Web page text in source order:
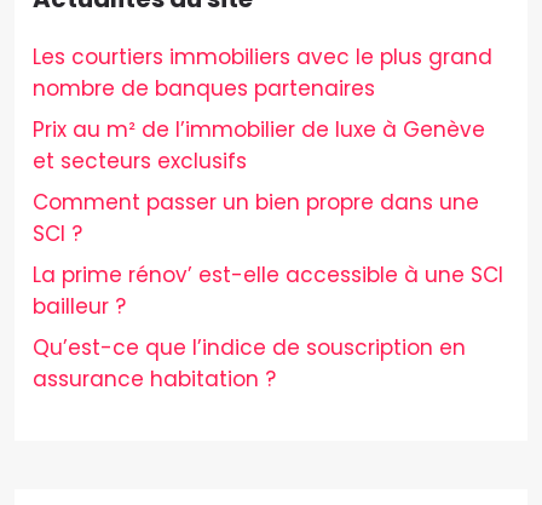
Les courtiers immobiliers avec le plus grand
nombre de banques partenaires
Prix au m² de l’immobilier de luxe à Genève
et secteurs exclusifs
Comment passer un bien propre dans une
SCI ?
La prime rénov’ est-elle accessible à une SCI
bailleur ?
Qu’est-ce que l’indice de souscription en
assurance habitation ?